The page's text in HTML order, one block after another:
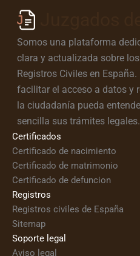
Somos una plataforma
clara y actualizada sobre
Registros Civiles en
facilitar el acceso a datos y
la ciudadanía pueda
sencilla sus trámites legales.
Certificados
Certificado de nacimiento
Certificado de matrimonio
Certificado de defuncion
Registros
Registros civiles de España
Sitemap
Soporte legal
Aviso legal